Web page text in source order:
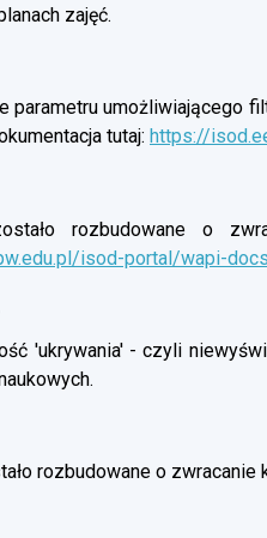
zajęć.
parametru umożliwiającego
tutaj: https://
rozbudowane o
isod-portal/wapi-
'ukrywania' - czyli
rozbudowane o